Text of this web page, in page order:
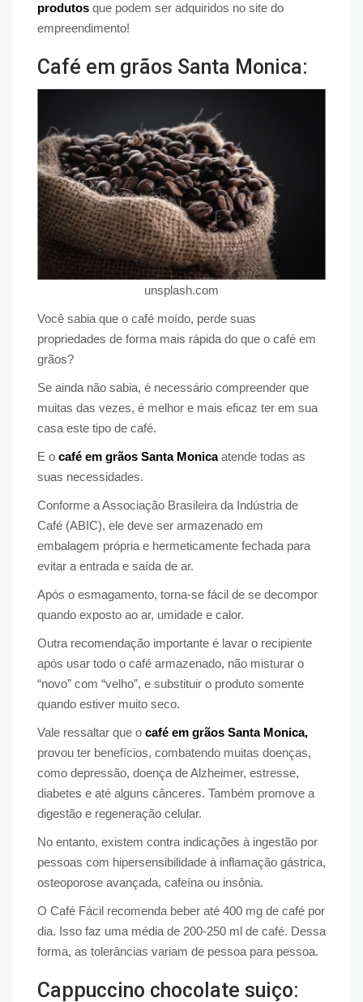
produtos que podem ser adquiridos no site do
empreendimento!
Café em grãos Santa Monica:
unsplash.com
Você sabia que o café moído, perde suas
propriedades de forma mais rápida do que o café em
grãos?
Se ainda não sabia, é necessário compreender que
muitas das vezes, é melhor e mais eficaz ter em sua
casa este tipo de café.
E o café em grãos Santa Monicaatende todas as
suas necessidades.
Conforme a Associação Brasileira da Indústria de
Café (ABIC), ele deve ser armazenado em
embalagem própria e hermeticamente fechada para
evitar a entrada e saída de ar.
Após o esmagamento, torna-se fácil de se decompor
quando exposto ao ar, umidade e calor.
Outra recomendação importante é lavar o recipiente
após usar todo o café armazenado, não misturar o
“novo” com “velho”, e substituir o produto somente
quando estiver muito seco.
Vale ressaltar que o café em grãos Santa Monica,
provou ter benefícios, combatendo muitas doenças,
como depressão, doença de Alzheimer, estresse,
diabetes e até alguns cânceres. Também promove a
digestão e regeneração celular.
No entanto, existem contra indicações à ingestão por
pessoas com hipersensibilidade à inflamação gástrica,
osteoporose avançada, cafeína ou insônia.
O Café Fácil recomenda beber até 400 mg de café por
dia. Isso faz uma média de 200-250 ml de café. Dessa
forma, as tolerâncias variam de pessoa para pessoa.
Cappuccino chocolate suiço: